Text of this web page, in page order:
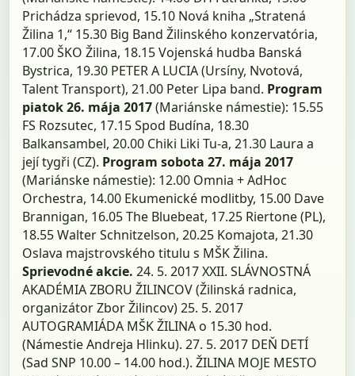
Prichádza sprievod, 15.10 Nová kniha „Stratená
Žilina 1,“ 15.30 Big Band Žilinského konzervatória,
17.00 ŠKO Žilina, 18.15 Vojenská hudba Banská
Bystrica, 19.30 PETER A LUCIA (Ursíny, Nvotová,
Talent Transport), 21.00 Peter Lipa band. Program
piatok 26. mája 2017(Mariánske námestie): 15.55
FS Rozsutec, 17.15 Spod Budína, 18.30
Balkansambel, 20.00 Chiki Liki Tu-a, 21.30 Laura a
její tygři (CZ). Program sobota 27. mája 2017
(Mariánske námestie): 12.00 Omnia + AdHoc
Orchestra, 14.00 Ekumenické modlitby, 15.00 Dave
Brannigan, 16.05 The Bluebeat, 17.25 Riertone (PL),
18.55 Walter Schnitzelson, 20.25 Komajota, 21.30
Oslava majstrovského titulu s MŠK Žilina.
Sprievodné akcie. 24. 5. 2017 XXII. SLÁVNOSTNÁ
AKADÉMIA ZBORU ŽILINCOV (Žilinská radnica,
organizátor Zbor Žilincov) 25. 5. 2017
AUTOGRAMIÁDA MŠK ŽILINA o 15.30 hod.
(Námestie Andreja Hlinku). 27. 5. 2017 DEŇ DETÍ
(Sad SNP 10.00 – 14.00 hod.). ŽILINA MOJE MESTO